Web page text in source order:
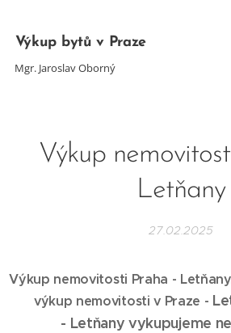
Výkup bytů v Praze
Mgr. Jaroslav Oborný
Výkup
Letňany
27.02.2025
Výkup nemovitosti Praha -
výkup nemovitosti v Praze -
- Letňany vykupujeme